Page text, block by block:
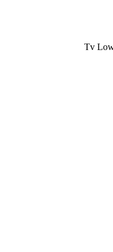
Tv